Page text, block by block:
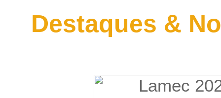
Destaques &